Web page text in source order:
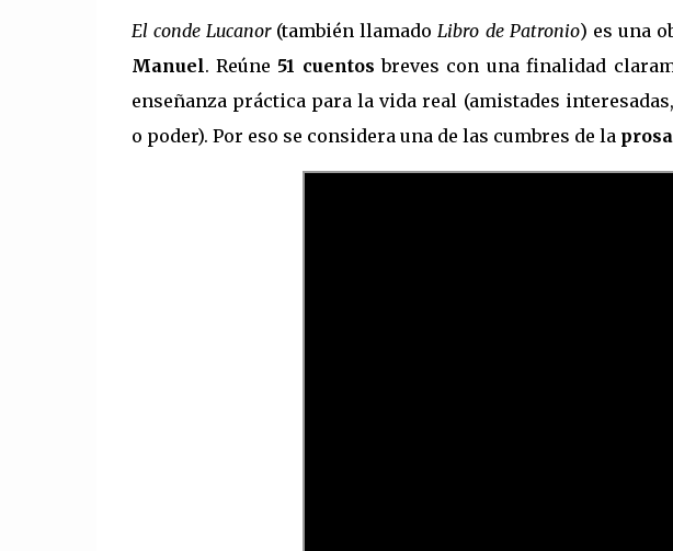
El conde Lucanor(también llamadoLibro de Patronio) es una
Manuel. Reúne 51 cuentos breves con una finalidad
enseñanza práctica para la vida real (amistades
o poder). Por eso se considera una de las cumbres de la